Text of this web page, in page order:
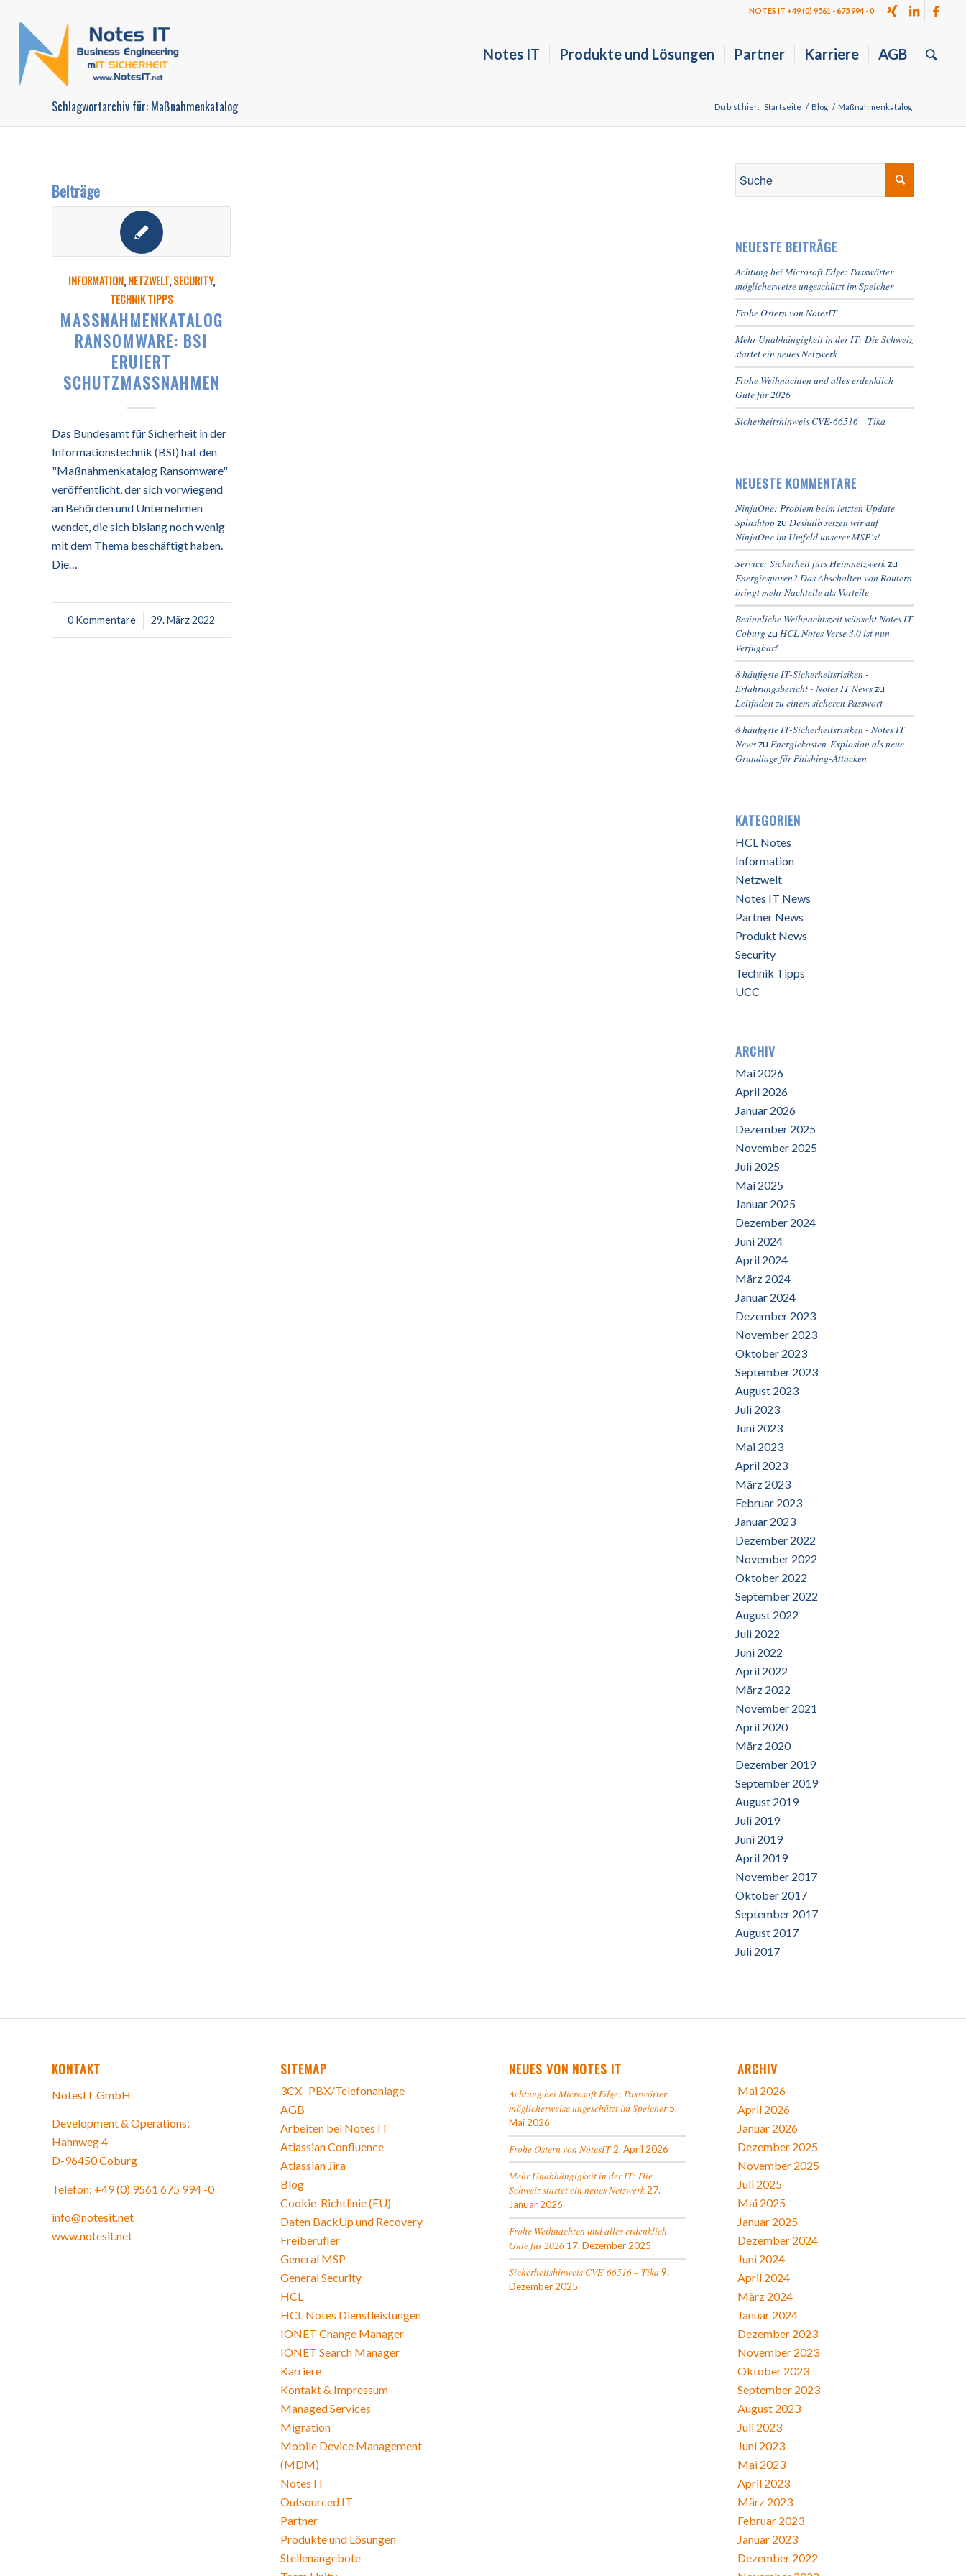
NOTES IT +49 (0) 9561 - 675 994 - 0
Notes IT Produkte und Lösungen Partner Karriere AGB
Schlagwortarchiv für: Maßnahmenkatalog Du bist hier: Startseite / Blog / Maßnahmenkatalog
Beiträge
INFORMATION,NETZWELT,SECURITY,
TECHNIK TIPPS
MASSNAHMENKATALOG R
ANSOMWARE: BSI E
RUIERT S
CHUTZMASSNAHMEN
Das Bundesamt für Sicherheit in der
Informationstechnik (BSI) hat den
"Maßnahmenkatalog Ransomware"
veröffentlicht, der sich vorwiegend
an Behörden und Unternehmen
wendet, die sich bislang noch wenig
mit dem Thema beschäftigt haben.
Die…
0 Kommentare
/ 29. März 2022
NEUESTE BEITRÄGE
Achtung bei Microsoft Edge: Passwörter
möglicherweise ungeschützt im Speicher
Frohe Ostern von NotesIT
Mehr Unabhängigkeit in der IT: Die Schweiz
startet ein neues Netzwerk
Frohe Weihnachten und alles erdenklich
Gute für 2026
Sicherheitshinweis CVE-66516 – Tika
NEUESTE KOMMENTARE
NinjaOne: Problem beim letzten Update
Splashtopzu Deshalb setzen wir auf
NinjaOne im Umfeld unserer MSP’s!
Service: Sicherheit fürs Heimnetzwerkzu
Energiesparen? Das Abschalten von Routern
bringt mehr Nachteile als Vorteile
Besinnliche Weihnachtszeit wünscht Notes IT
Coburgzu HCL Notes Verse 3.0 ist nun
Verfügbar!
8 häufigste IT-Sicherheitsrisiken -
Erfahrungsbericht - Notes IT Newszu
Leitfaden zu einem sicheren Passwort
8 häufigste IT-Sicherheitsrisiken - Notes IT
Newszu Energiekosten-Explosion als neue
Grundlage für Phishing-Attacken
KATEGORIEN
HCL Notes
Information
Netzwelt
Notes IT News
Partner News
Produkt News
Security
Technik Tipps
UCC
ARCHIV
Mai 2026
April 2026
Januar 2026
Dezember 2025
November 2025
Juli 2025
Mai 2025
Januar 2025
Dezember 2024
Juni 2024
April 2024
März 2024
Januar 2024
Dezember 2023
November 2023
Oktober 2023
September 2023
August 2023
Juli 2023
Juni 2023
Mai 2023
April 2023
März 2023
Februar 2023
Januar 2023
Dezember 2022
November 2022
Oktober 2022
September 2022
August 2022
Juli 2022
Juni 2022
April 2022
März 2022
November 2021
April 2020
März 2020
Dezember 2019
September 2019
August 2019
Juli 2019
Juni 2019
April 2019
November 2017
Oktober 2017
September 2017
August 2017
Juli 2017
KONTAKT
NotesIT GmbH
Development & Operations:
Hahnweg 4
D-96450 Coburg
Telefon: +49 (0) 9561 675 994 -0
info@notesit.net
www.notesit.net
SITEMAP
3CX- PBX/Telefonanlage
AGB
Arbeiten bei Notes IT
Atlassian Confluence
Atlassian Jira
Blog
Cookie-Richtlinie (EU)
Daten BackUp und Recovery
Freiberufler
General MSP
General Security
HCL
HCL Notes Dienstleistungen
IONET Change Manager
IONET Search Manager
Karriere
Kontakt & Impressum
Managed Services
Migration
Mobile Device Management
(MDM)
Notes IT
Outsourced IT
Partner
Produkte und Lösungen
Stellenangebote
NEUES VON NOTES IT
Achtung bei Microsoft Edge: Passwörter
möglicherweise ungeschützt im Speicher 5.
Mai 2026
Frohe Ostern von NotesIT 2. April 2026
Mehr Unabhängigkeit in der IT: Die
Schweiz startet ein neues Netzwerk 27.
Januar 2026
Frohe Weihnachten und alles erdenklich
Gute für 2026 17. Dezember 2025
Sicherheitshinweis CVE-66516 – Tika9.
Dezember 2025
ARCHIV
Mai 2026
April 2026
Januar 2026
Dezember 2025
November 2025
Juli 2025
Mai 2025
Januar 2025
Dezember 2024
Juni 2024
April 2024
März 2024
Januar 2024
Dezember 2023
November 2023
Oktober 2023
September 2023
August 2023
Juli 2023
Juni 2023
Mai 2023
April 2023
März 2023
Februar 2023
Januar 2023
Dezember 2022